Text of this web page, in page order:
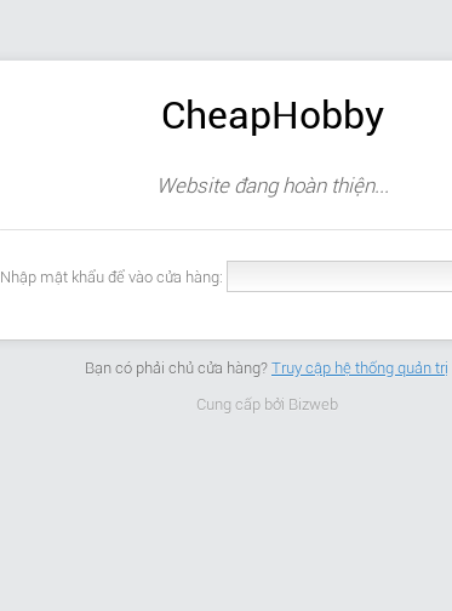
CheapHobby
Website đang hoàn thiện...
Nhập mật khẩu để vào cửa hàng:
Bạn có phải chủ cửa hàng? Truy cập hệ thống quản trị
Cung cấp bởi Bizweb